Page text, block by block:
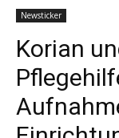
Newsticker
Korian